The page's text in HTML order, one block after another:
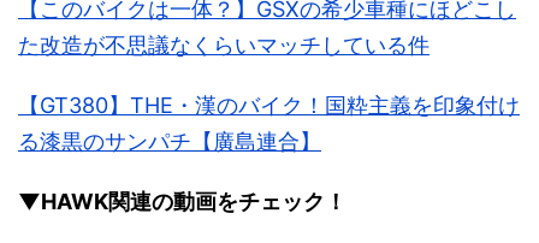
【このバイクは一体？】GSXの希少車種にほどこし
た改造が不思議なくらいマッチしている件
【GT380】THE・漢のバイク！国粋主義を印象付け
る漆黒のサンパチ【廣島連合】
▼HAWK関連の動画をチェック！